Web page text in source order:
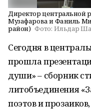
Директор центральной
Музафарова и Фаниль
район) Фото: Ильдар
Сегодня в
прошла
души» – сборник
литобъединения
поэтов и